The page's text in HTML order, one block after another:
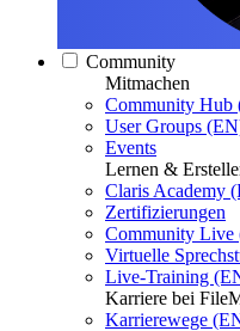
Community
Mitmachen
Community Hub
User Groups
Events
Lernen &
Claris Academy
Zertifizierungen
Community Live
Virtuelle
Live-Training
Karriere bei
Karrierewege